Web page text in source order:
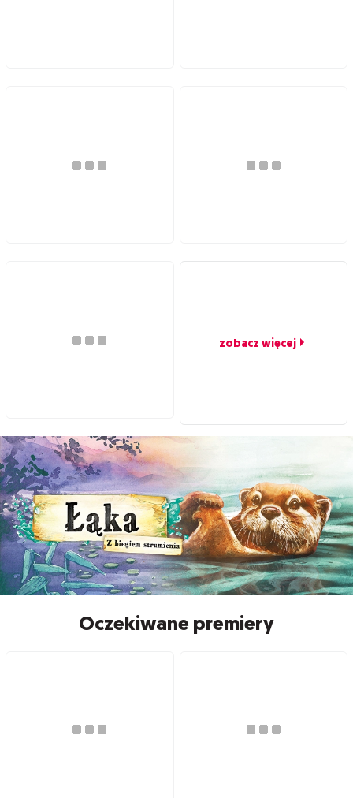
zobacz więcej
Oczekiwane premiery